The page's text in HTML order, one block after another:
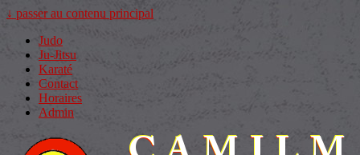
↓ passer au contenu principal
Judo
Ju-Jitsu
Karaté
Contact
Horaires
Admin